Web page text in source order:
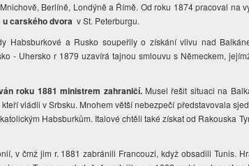
Berlíně, Londýně a Římě. Od roku 1874 pracoval na
carského dvora v St. Peterburgu.
Habsburkové a Rusko soupeřily o získání vlivu nad
- Uhersko r 1879 uzavírá tajnou smlouvu s Německem,
roku 1881 ministrem zahraničí.Musel řešit situaci na
vládli v Srbsku. Mnohem větší nebezpečí představovala
Habsburkům. Italové chtěli také získat od Rakouska
v čmž jim r. 1881 zabránili Francouzi, když obsadili Tunis.